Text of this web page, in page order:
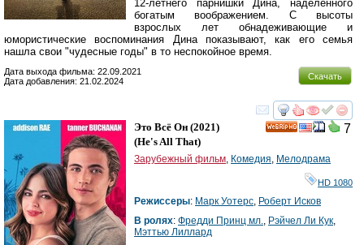
12-летнего парнишки Дина, наделённого
богатым воображением. С высоты
взрослых лет обнадеживающие и
юмористические воспоминания Дина показывают, как его семья
нашла свои "чудесные годы" в то неспокойное время.
Скачать
Дата выхода фильма: 22.09.2021
Дата добавления: 21.02.2024
смотреть
7
Это Всё Он (2021)
(He's All That)
Зарубежный фильм, Комедия, Мелодрама
HD 1080
Режиссеры: Марк Уотерс, Роберт Исков
В ролях: Фредди Принц мл., Рэйчел Ли Кук,
Мэттью Лиллард